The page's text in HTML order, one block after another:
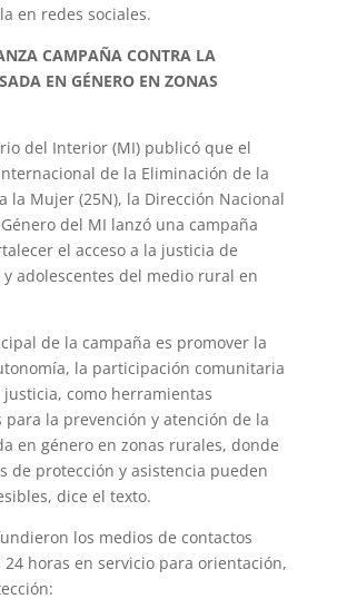
en redes sociales.
CAMPAÑA CONTRA LA
EN GÉNERO EN ZONAS
del Interior (MI) publicó que el
de la Eliminación de la
la Mujer (25N), la Dirección Nacional
del MI lanzó una campaña
el acceso a la justicia de
adolescentes del medio rural en
de la campaña es promover la
la participación comunitaria
justicia, como herramientas
la prevención y atención de la
en género en zonas rurales, donde
de protección y asistencia pueden
dice el texto.
los medios de contactos
horas en servicio para orientación,